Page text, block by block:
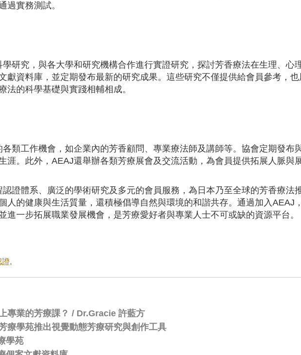
過實務測試。
研究，與各大學和研究機構合作進行實證研究，探討芳香療法在生理、心
獻資料庫，並定期發布最新的研究成果。這些研究不僅提供給會員參考，
法的科學基礎與實踐相輔相成。
類工作機會，如企業內的芳香顧問、專業療法師及講師等。協會定期發布
涯。此外，AEAJ還舉辦各類芳療展會及交流活動，為會員提供拓展人脈與
證體系、廣泛的學術研究及多元的會員服務，為日本乃至全球的芳香療法
人的健康與生活質量，還積極倡導自然與環境的和諧共存。通過加入AEAJ
進一步拓展職業發展機會，是芳療愛好者與專業人士不可或缺的資源平台。
證,
專業的芳療課？ / Dr.Gracie 許藍方
療學苑推出視覺動態芳療研究與創作工具
學苑